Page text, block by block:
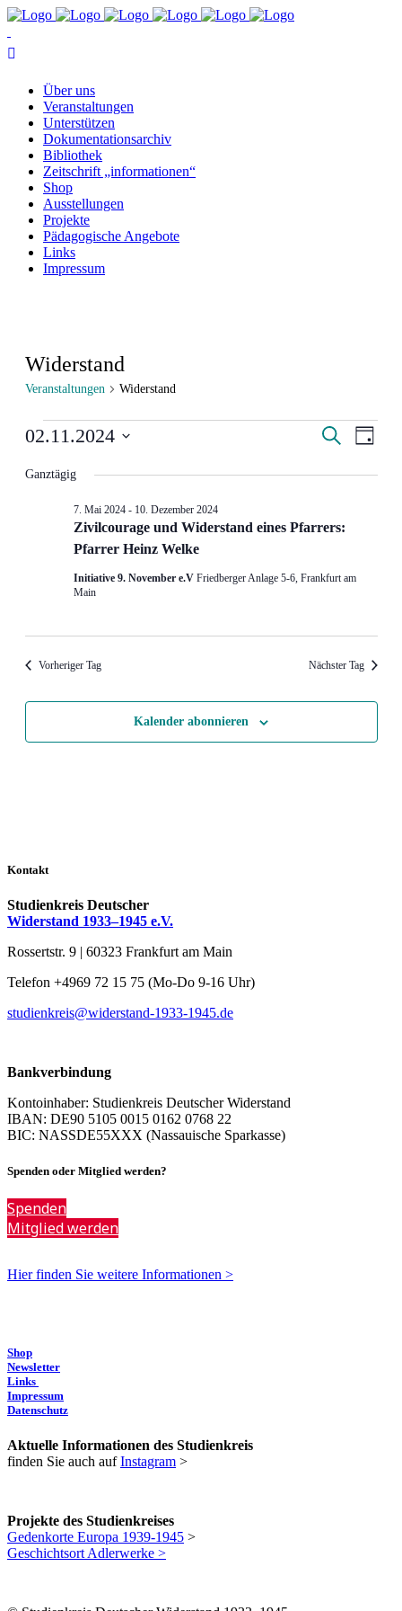
Über uns
Ver­an­stal­tun­gen
Un­ter­stüt­zen
Do­ku­men­ta­ti­ons­ar­chiv
Bi­blio­thek
Zeit­schrift „in­for­ma­tio­nen“
Shop
Aus­stel­lun­gen
Pro­jek­te
Päd­ago­gi­sche Angebote
Links
Im­pres­sum
Widerstand
Veranstaltungen Widerstand
Veranstaltungen
2.
November
und
Suche
Tag
02.11.2024
wählen.
Ganztägig
Zi­vil­cou­ra­ge und Wi­der­stand ei­nes Pfar­rers:
Pfar­rer Heinz Welke
7. Mai 2024- 10. Dezember 2024
Initiative 9. November e.V Friedberger Anlage 5-6, Frankfurt am
Main
Vorheriger Tag Nächster Tag
Kalender abonnieren
Kontakt
Studienkreis Deutscher
Widerstand 1933–1945 e.V.
Rossertstr. 9 | 60323 Frankfurt am Main
Telefon +4969 72 15 75 (Mo-Do 9-16 Uhr)
studienkreis@widerstand-1933-1945.de
Bankverbindung
Kontoinhaber: Studienkreis Deutscher Widerstand
IBAN: DE90 5105 0015 0162 0768 22
BIC: NASSDE55XXX (Nassauische Sparkasse)
Spenden oder Mitglied werden?
Spenden
Mitglied werden
Hier finden Sie weitere Informationen >
Shop
Newsletter
Links
Impressum
Datenschutz
Aktuelle Informationen des Studienkreis
finden Sie auch aufInstagram >
Projekte des Studienkreises
Gedenkorte Europa 1939-1945 >
Geschichtsort Adlerwerke >